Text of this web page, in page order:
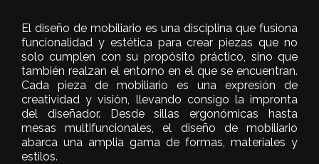
El diseño de mobiliario es una disciplina que fusiona
funcionalidad y estética para crear piezas que no
solo cumplen con su propósito práctico, sino que
también realzan el entorno en el que se encuentran.
Cada pieza de mobiliario es una expresión de
creatividad y visión, llevando consigo la impronta
del diseñador. Desde sillas ergonómicas hasta
mesas multifuncionales, el diseño de mobiliario
abarca una amplia gama de formas, materiales y
estilos.